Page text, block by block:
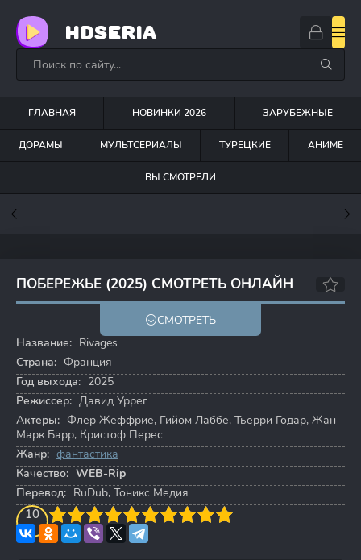
HDSERIA
ГЛАВНАЯ НОВИНКИ 2026 ЗАРУБЕЖНЫЕ
ДОРАМЫ МУЛЬТСЕРИАЛЫ ТУРЕЦКИЕ АНИМЕ
ВЫ СМОТРЕЛИ
ПОБЕРЕЖЬЕ (2025) СМОТРЕТЬ ОНЛАЙН
5.8
СМОТРЕТЬ
Название: Rivages
Страна: Франция
Год выхода: 2025
Режиссер: Давид Уррег
Актеры: Флер Жеффрие, Гийом Лаббе, Тьерри Годар, Жан-
Марк Барр, Кристоф Перес
Жанр: фантастика
Качество: WEB-Rip
Перевод: RuDub, Тоникс Медия
10
4 5 6 7 8 9 10